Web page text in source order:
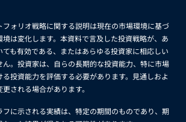
フォリオ戦略に関する説明は現在の市場環境に基づ
境は変化します。本資料で言及した投資戦略が、あ
ても有効である、またはあらゆる投資家に相応しい
ん。投資家は、自らの長期的な投資能力、特に市場
投資能力を評価する必要があります。見通しおよ
される場合があります。
に示される実績は、特定の期間のものであり、期